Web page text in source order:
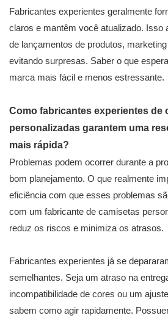
Fabricantes experientes geralmente
claros e mantêm você atualizado. Isso
de lançamentos de produtos,
evitando surpresas. Saber o que
marca mais fácil e menos estressante.
Como fabricantes experientes de
personalizadas garantem uma
mais rápida?
Problemas podem ocorrer durante a
bom planejamento. O que realmente
eficiência com que esses problemas
com um fabricante de camisetas
reduz os riscos e minimiza os atrasos.
Fabricantes experientes já se
semelhantes. Seja um atraso na
incompatibilidade de cores ou um
sabem como agir rapidamente.